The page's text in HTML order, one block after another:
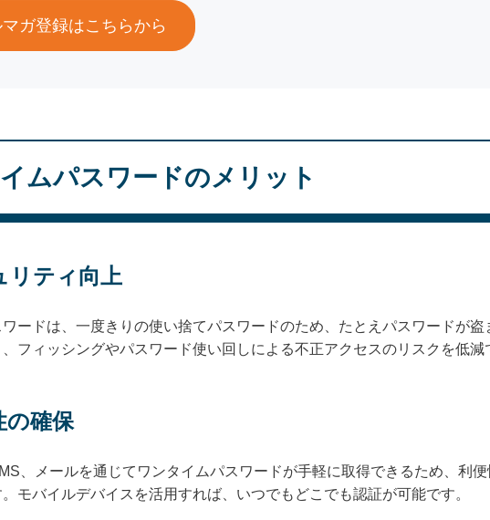
マガ登録はこちらから
ムパスワードのメリット
リティ向上
ードは、一度きりの使い捨てパスワードのため、たとえパスワードが
フィッシングやパスワード使い回しによる不正アクセスのリスクを低減
の確保
、メールを通じてワンタイムパスワードが手軽に取得できるため、利
モバイルデバイスを活用すれば、いつでもどこでも認証が可能です。